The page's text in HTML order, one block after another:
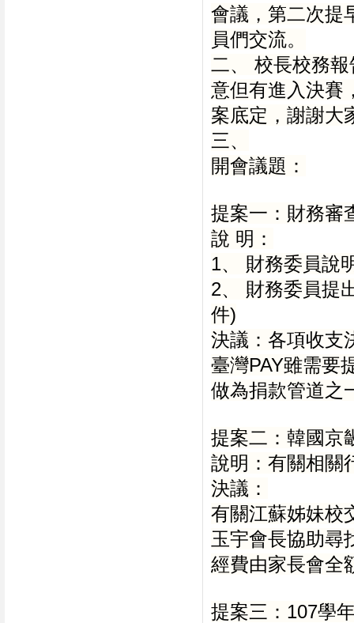
會議，第二次提
員們交流。
二、 校長校務
意但有進入決賽
案底定，謝謝大
三、
開會議題：
提案一：財務審
說 明：
1、 財務委員說
2、 財務委員提
件)
決議：各項收支
臺灣PAY雖需要
做為捐款管道之
提案二：韓國京
說明：有關相關
決議：
有關江蘇姊妹校
玉宇會長協助尋
經費由家長會全
提案三：107學